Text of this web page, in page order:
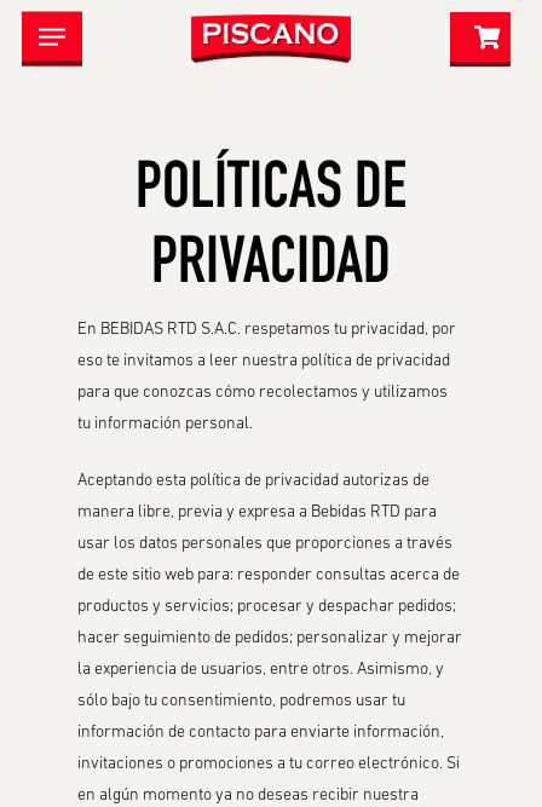
Skip
Menu
CARRITO
CLOSE
POLÍTICAS DE
PRIVACIDAD
En BEBIDAS RTD S.A.C. respetamos tu privacidad, por
eso te invitamos a leer nuestra política de privacidad
para que conozcas cómo recolectamos y utilizamos
tu información personal.
Aceptando esta política de privacidad autorizas de
manera libre, previa y expresa a Bebidas RTD para
usar los datos personales que proporciones a través
de este sitio web para: responder consultas acerca de
productos y servicios; procesar y despachar pedidos;
hacer seguimiento de pedidos; personalizar y mejorar
la experiencia de usuarios, entre otros. Asimismo, y
sólo bajo tu consentimiento, podremos usar tu
información de contacto para enviarte información,
invitaciones o promociones a tu correo electrónico. Si
en algún momento ya no deseas recibir nuestra